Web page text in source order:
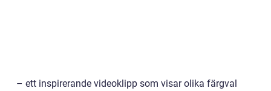
– ett inspirerande videoklipp som visar olika färgval